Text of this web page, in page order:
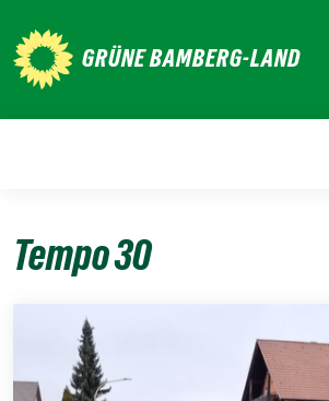
zum
Inhalt
GRÜNE BAMBERG-LAND
Tempo 30